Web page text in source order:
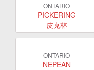
ONTARIO
PICKERING
皮克林
ONTARIO
NEPEAN